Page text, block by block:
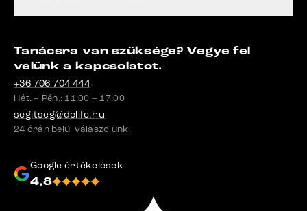
Tanácsra van szüksége? Vegye fel
velünk a kapcsolatot.
+36 706 704 444
Hét. – Pén.: 11:00 – 17:00
segitseg@delife.hu
24 órán belül válaszolunk.
Google értékelések
4,8